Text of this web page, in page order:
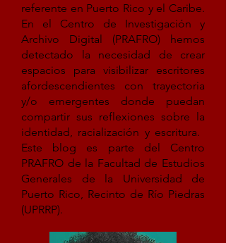
referente en Puerto Rico y el Caribe.
En el Centro de Investigación y
Archivo Digital (PRAFRO) hemos
detectado la necesidad de crear
espacios para visibilizar escritores
afordescendientes con trayectoria
y/o emergentes donde puedan
compartir sus reflexiones sobre la
identidad, racialización y escritura. ​
Este blog es parte del Centro
PRAFRO de la Facultad de Estudios
Generales de la Universidad de
Puerto Rico, Recinto de Río Piedras
(UPRRP).